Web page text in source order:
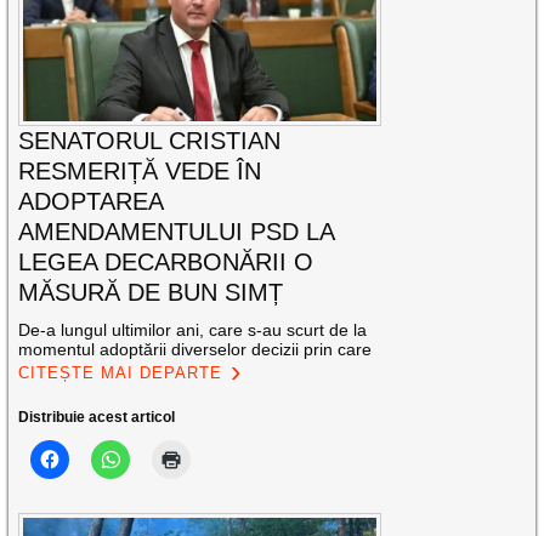
SENATORUL CRISTIAN
RESMERIȚĂ VEDE ÎN
ADOPTAREA
AMENDAMENTULUI PSD LA
LEGEA DECARBONĂRII O
MĂSURĂ DE BUN SIMȚ
De-a lungul ultimilor ani, care s-au scurt de la
momentul adoptării diverselor decizii prin care
CITEȘTE MAI DEPARTE
Distribuie acest articol